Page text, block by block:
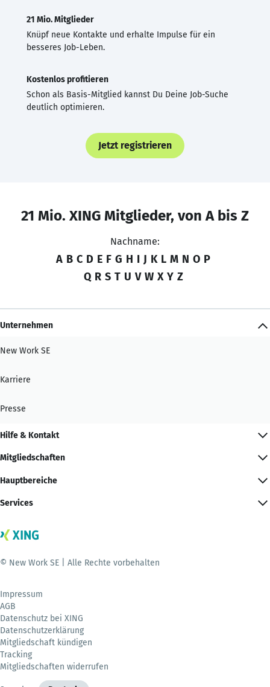
21 Mio. Mitglieder
Knüpf neue Kontakte und erhalte Impulse für ein
besseres Job-Leben.
Kostenlos profitieren
Schon als Basis-Mitglied kannst Du Deine Job-Suche
deutlich optimieren.
Jetzt registrieren
21 Mio. XING Mitglieder, von A bis Z
Nachname:
A B C D E F G H I J K L M N O P
Q R S T U V W X Y Z
Unternehmen
New Work SE
Karriere
Presse
Hilfe & Kontakt
Mitgliedschaften
Hauptbereiche
Services
© New Work SE | Alle Rechte vorbehalten
Impressum
AGB
Datenschutz bei XING
Datenschutzerklärung
Mitgliedschaft kündigen
Tracking
Mitgliedschaften widerrufen